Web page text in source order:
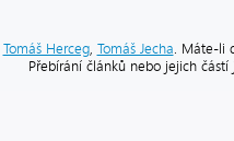
Tomáš Herceg, Tomáš Jecha . Máte-li
Přebírání článků nebo jejich